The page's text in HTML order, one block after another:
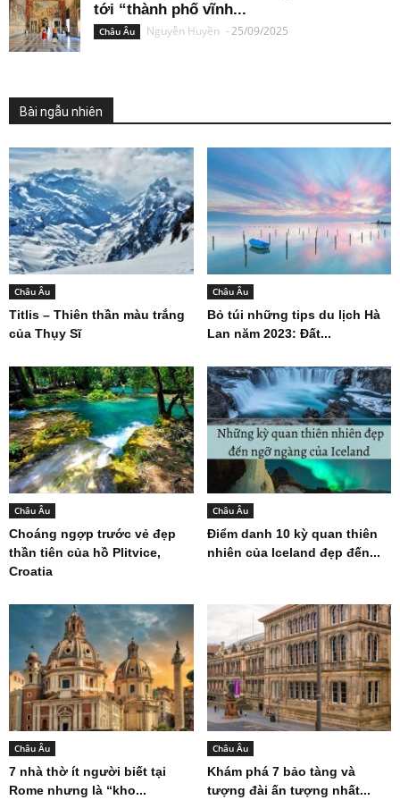
tới “thành phố vĩnh...
Châu Âu Nguyễn Huyền -25/09/2025
Bài ngẫu nhiên
Châu Âu
Titlis – Thiên thần màu trắng
của Thụy Sĩ
Châu Âu
Bỏ túi những tips du lịch Hà
Lan năm 2023: Đất...
Châu Âu
Choáng ngợp trước vẻ đẹp
thần tiên của hồ Plitvice,
Croatia
Châu Âu
Điểm danh 10 kỳ quan thiên
nhiên của Iceland đẹp đến...
Châu Âu
7 nhà thờ ít người biết tại
Rome nhưng là “kho...
Châu Âu
Khám phá 7 bảo tàng và
tượng đài ấn tượng nhất...